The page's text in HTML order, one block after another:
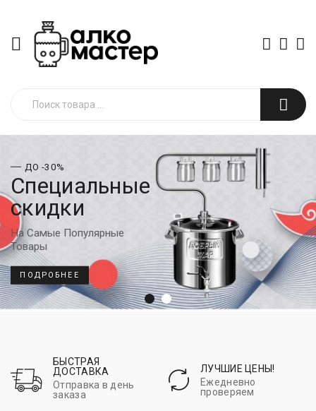
ДО -30%
Специальные
скидки
На Самые Популярные
Товары
ПОДРОБНЕЕ
БЫСТРАЯ
ДОСТАВКА
Отправка в день
заказа
ЛУЧШИЕ ЦЕНЫ!
Ежедневно
проверяем